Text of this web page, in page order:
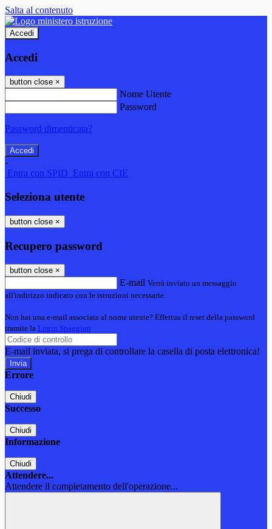
Salta al contenuto
Accedi
Accedi
button close ×
Nome Utente
Password
Password dimenticata?
-
Entra con SPID Entra con CIE
Seleziona utente
button close ×
Recupero password
button close ×
E-mail Verrà inviato un messaggio
all'indirizzo indicato con le istruzioni necessarie.
Non hai una e-mail associata al nome utente? Effettua il reset della password
tramite la Login Spaggiari
E-mail inviata, si prega di controllare la casella di posta elettronica!
Errore
Chiudi
Successo
Chiudi
Informazione
Chiudi
Attendere...
Attendere il completamento dell'operazione...